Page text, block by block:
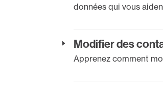
données qui vous
Modifier des
Apprenez comment